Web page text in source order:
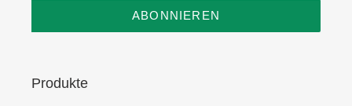
ABONNIEREN
Produkte